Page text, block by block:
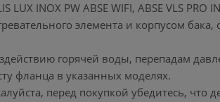
INOX PW ABSE WIFI, ABSE VLS PRO
элемента и корпусом бака,
горячей воды, перепадам
фланца в указанных моделях.
перед покупкой убедитесь, что